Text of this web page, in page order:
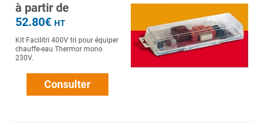
à partir de
52.80€ HT
Kit Facilitri 400V tri pour équiper
chauffe-eau Thermor mono
230V.
Consulter